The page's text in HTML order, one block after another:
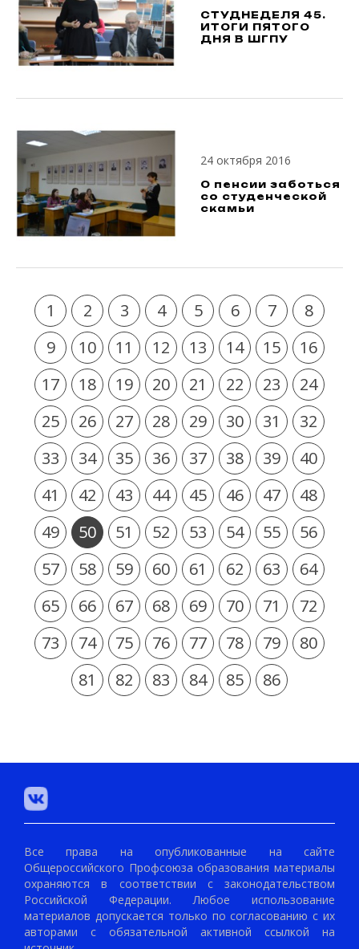
СТУДНЕДЕЛЯ 45.
ИТОГИ ПЯТОГО
ДНЯ В ШГПУ
24 октября 2016
О пенсии заботься
со студенческой
скамьи
1 2 3 4 5 6 7
8
9
10 11 12 13 14 15
16
17
18 19 20 21 22 23
24
25
26 27 28 29 30 31
32
33
34 35 36 37 38 39
40
41
42 43 44 45 46 47
48
49
50 51 52 53 54 55
56
57
58 59 60 61 62 63
64
65
66 67 68 69 70 71
72
73
74 75 76 77 78 79
80
81
82 83 84 85 86
Все права на опубликованные на сайте
Общероссийского Профсоюза образования материалы
охраняются в соответствии с законодательством
Российской Федерации. Любое использование
материалов допускается только по согласованию с их
авторами с обязательной активной ссылкой на